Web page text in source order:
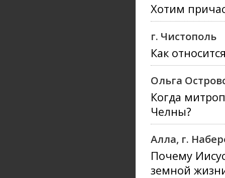
Хотим
г. Чистополь
Как
Ольга
Когда
Челны?
Алла, г.
Почему
земной